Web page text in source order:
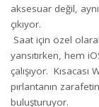
aksesuar değil,
çıkıyor.
Saat için özel
yansıtırken, hem
çalışıyor.
pırlantanın
buluşturuyor.